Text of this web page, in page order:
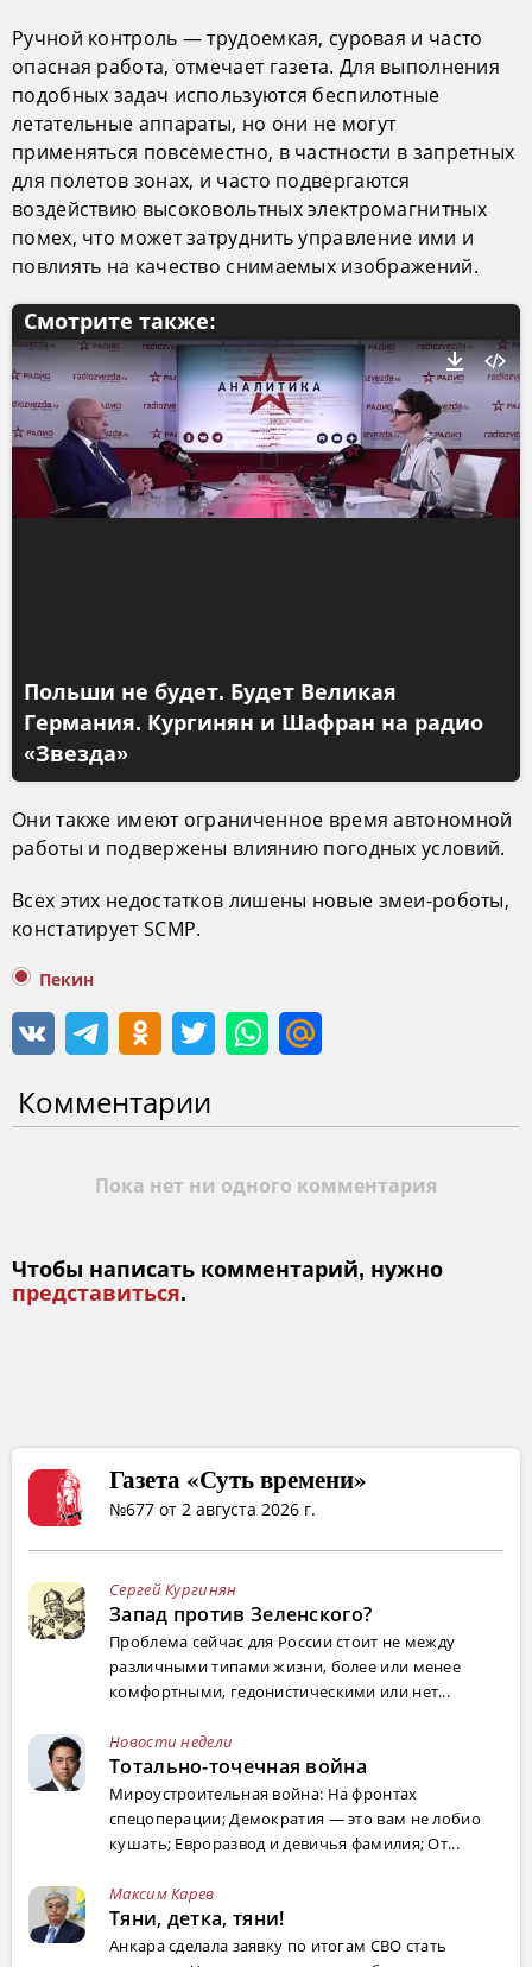
Ручной контроль — трудоемкая, суровая и часто
опасная работа, отмечает газета. Для выполнения
подобных задач используются беспилотные
летательные аппараты, но они не могут
применяться повсеместно, в частности в запретных
для полетов зонах, и часто подвергаются
воздействию высоковольтных электромагнитных
помех, что может затруднить управление ими и
повлиять на качество снимаемых изображений.
Смотрите также:
Польши не будет. Будет Великая
Германия. Кургинян и Шафран на радио
«Звезда»
Они также имеют ограниченное время автономной
работы и подвержены влиянию погодных условий.
Всех этих недостатков лишены новые змеи-роботы,
констатирует SCMP.
Пекин
Комментарии
Пока нет ни одного комментария
Чтобы написать комментарий, нужно
представиться.
Газета «Суть времени»
№677 от 2 августа 2026 г.
Сергей Кургинян
Запад против Зеленского?
Проблема сейчас для России стоит не между
различными типами жизни, более или менее
комфортными, гедонистическими или нет...
Новости недели
Тотально-точечная война
Мироустроительная война: На фронтах
спецоперации; Демократия — это вам не лобио
кушать; Евроразвод и девичья фамилия; От...
Максим Карев
Тяни, детка, тяни!
Анкара сделала заявку по итогам СВО стать